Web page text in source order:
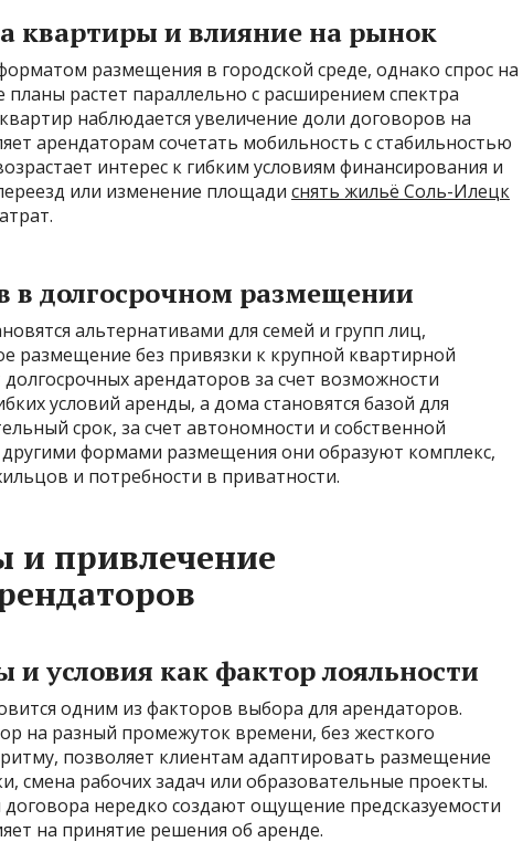
квартиры и влияние на рынок
размещения в городской среде, однако спрос на
растет параллельно с расширением спектра
наблюдается увеличение доли договоров на
арендаторам сочетать мобильность с стабильностью
интерес к гибким условиям финансирования и
или изменение площади снять жильё Соль-Илецк
в долгосрочном размещении
альтернативами для семей и групп лиц,
размещение без привязки к крупной квартирной
арендаторов за счет возможности
условий аренды, а дома становятся базой для
срок, за счет автономности и собственной
другими формами размещения они образуют комплекс,
и потребности в приватности.
и привлечение
и условия как фактор лояльности
одним из факторов выбора для арендаторов.
на разный промежуток времени, без жесткого
позволяет клиентам адаптировать размещение
смена рабочих задач или образовательные проекты.
нередко создают ощущение предсказуемости
на принятие решения об аренде.